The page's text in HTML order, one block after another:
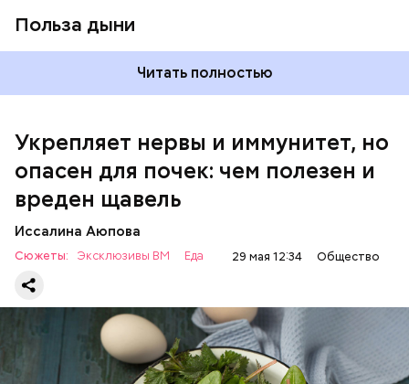
Польза дыни
Читать полностью
Укрепляет нервы и иммунитет, но
опасен для почек: чем полезен и
вреден щавель
Иссалина Аюпова
Сюжеты: Эксклюзивы ВМ Еда 29 мая 12:34 Общество
— Если человек уже болеет мочекаменной
болезнью, щавель ему не рекомендуется. При
артрите, гастрите, холецистите, синдроме
раздраженного кишечника, язвах и панкреатите
продукт тоже лучше исключить из рациона, —
предупредила врач. — Он может привести к
повышению кислотности желудка и раздражать
слизистые оболочки.